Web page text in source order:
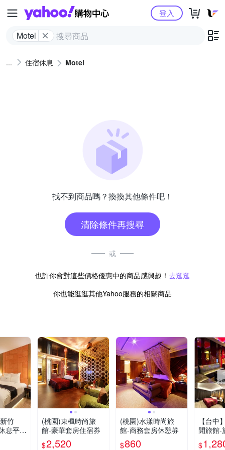
Yahoo購物中心
Motel
登入
住宿休息 Motel
找不到商品嗎？換換其他條件吧！
清除條件再搜尋
或
也許你會對這些價格優惠中的商品感興趣！ 去逛逛
你也能逛逛其他Yahoo服務的相關商品
竹
息平假
(桃園)東楓時尚旅
館-豪華套房住宿券
$2,520
(桃園)水漾時尚旅
館-商務套房休憩券
$860
【台中
閒旅館-
人3H
$